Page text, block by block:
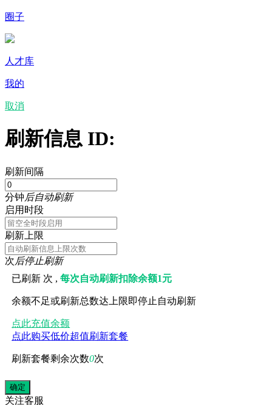
圈子
人才库
我的
取消
刷新信息 ID:
刷新间隔
分钟后自动刷新
启用时段
刷新上限
次后停止刷新
已刷新 次 ,每次自动刷新扣除余额1元
余额不足或刷新总数达上限即停止自动刷新
点此充值余额
点此购买低价超值刷新套餐
刷新套餐剩余次数0次
关注客服